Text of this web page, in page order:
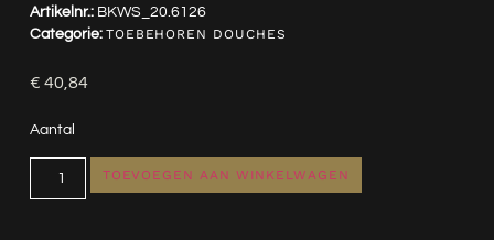
Artikelnr.: BKWS_20.6126
Categorie: TOEBEHOREN DOUCHES
€ 40,84
Aantal
TOEVOEGEN AAN WINKELWAGEN